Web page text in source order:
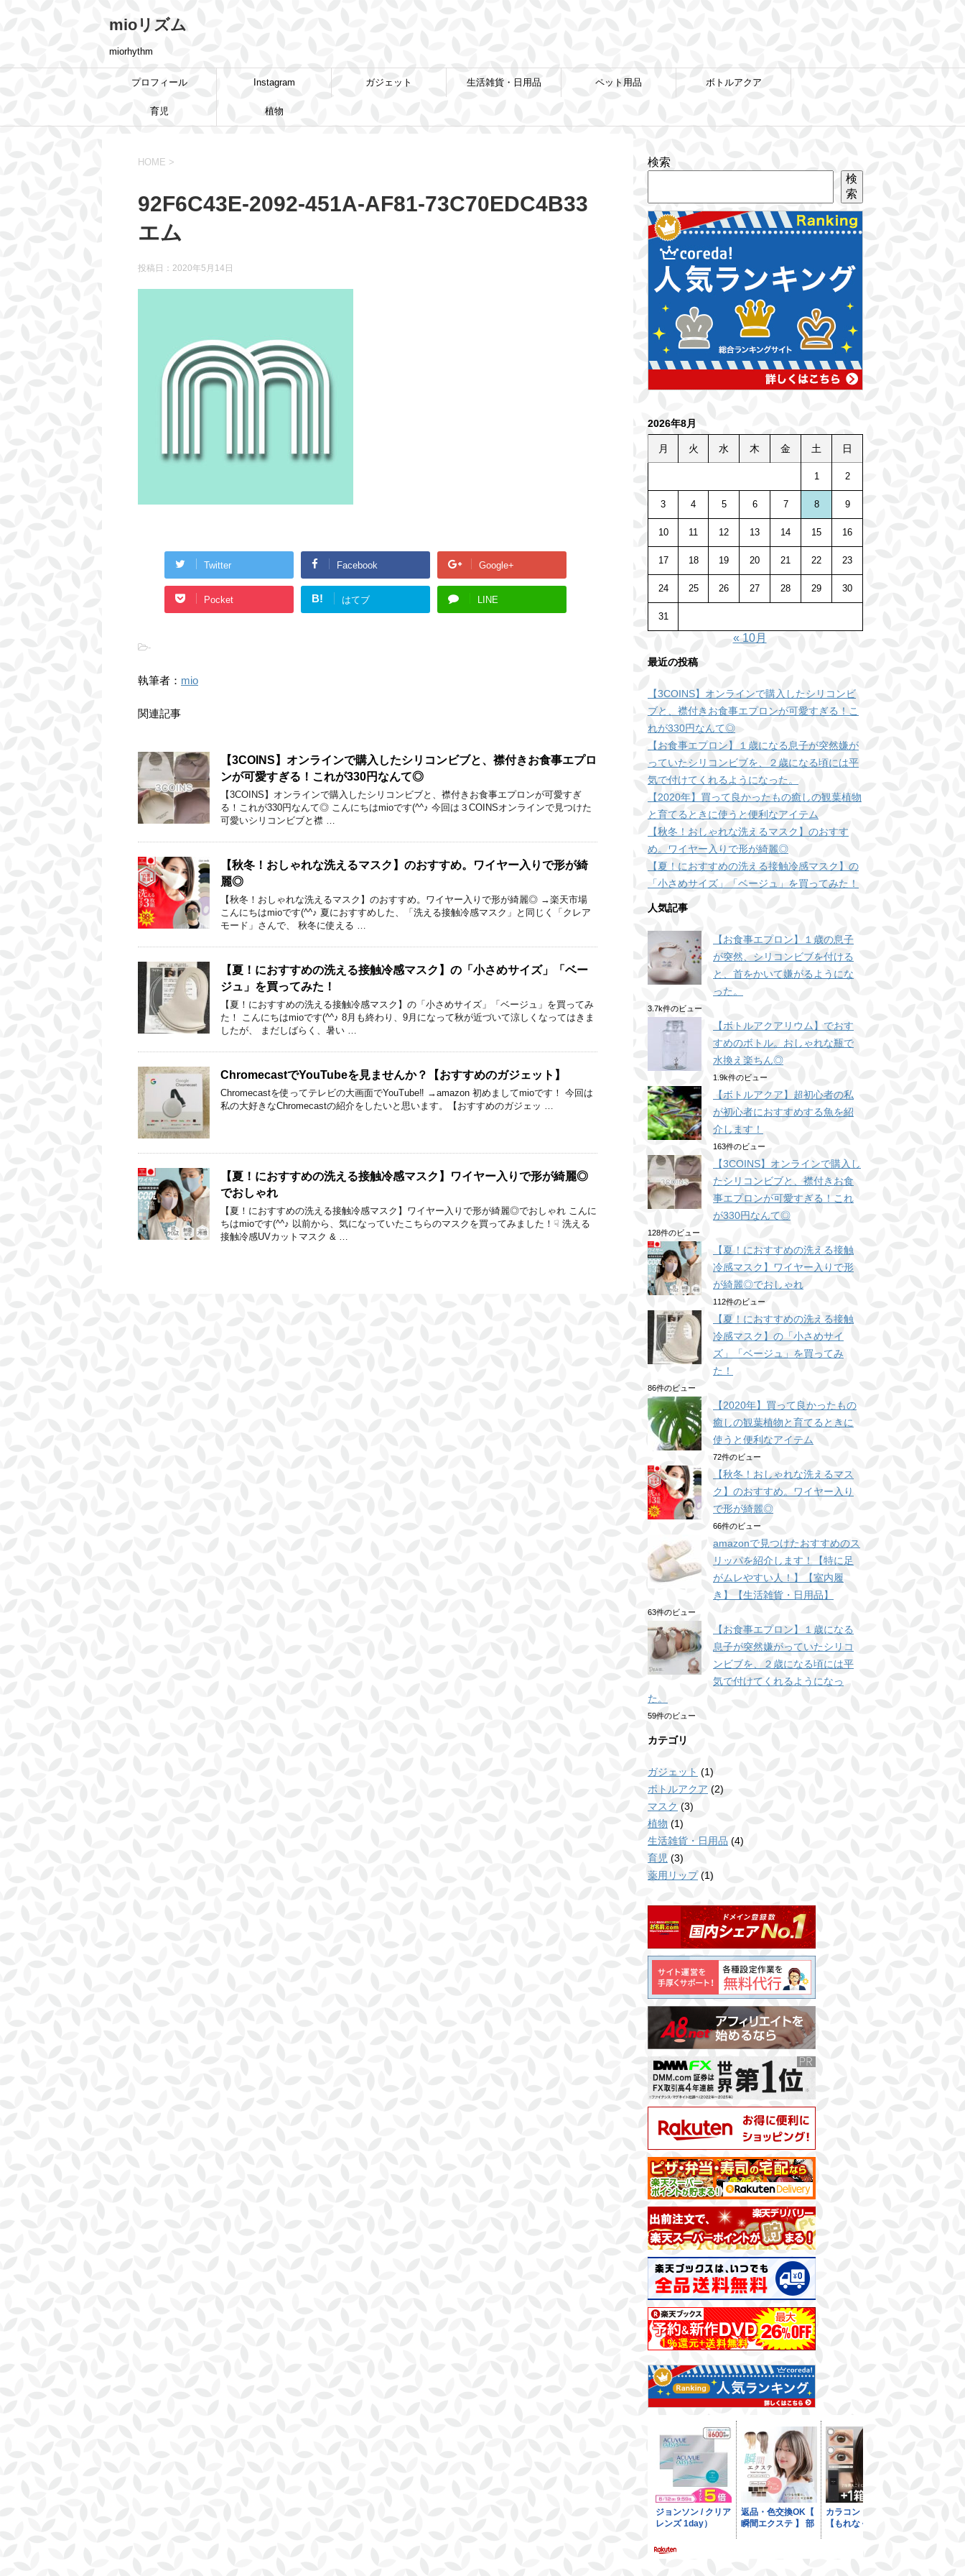
mioリズム
miorhythm
プロフィール Instagram ガジェット 生活雑貨・日用品 ペット用品 ボトルアクア
育児 植物
HOME >
92F6C43E-2092-451A-AF81-73C70EDC4B33
エム
投稿日： 2020年5月14日
Twitter Facebook Google+
Pocket B! はてブ LINE
-
執筆者： mio
関連記事
【3COINS】オンラインで購入したシリコンビブと、襟付きお食事エプロ
ンが可愛すぎる！これが330円なんて◎
【3COINS】オンラインで購入したシリコンビブと、襟付きお食事エプロンが可愛すぎ
る！これが330円なんて◎ こんにちはmioです(^^♪ 今回は３COINSオンラインで見つけた
可愛いシリコンビブと襟 …
【秋冬！おしゃれな洗えるマスク】のおすすめ。ワイヤー入りで形が綺
麗◎
【秋冬！おしゃれな洗えるマスク】のおすすめ。ワイヤー入りで形が綺麗◎ →楽天市場
こんにちはmioです(^^♪ 夏におすすめした、「洗える接触冷感マスク」と同じく「クレア
モード」さんで、 秋冬に使える …
【夏！におすすめの洗える接触冷感マスク】の「小さめサイズ」「ベー
ジュ」を買ってみた！
【夏！におすすめの洗える接触冷感マスク】の「小さめサイズ」「ベージュ」を買ってみ
た！ こんにちはmioです(^^♪ 8月も終わり、9月になって秋が近づいて涼しくなってはきま
したが、 まだしばらく、暑い …
ChromecastでYouTubeを見ませんか？【おすすめのガジェット】
Chromecastを使ってテレビの大画面でYouTube‼ →amazon 初めましてmioです！ 今回は
私の大好きなChromecastの紹介をしたいと思います。【おすすめのガジェッ …
【夏！におすすめの洗える接触冷感マスク】ワイヤー入りで形が綺麗◎
でおしゃれ
【夏！におすすめの洗える接触冷感マスク】ワイヤー入りで形が綺麗◎でおしゃれ こんに
ちはmioです(^^♪ 以前から、気になっていたこちらのマスクを買ってみました！☟ 洗える
接触冷感UVカットマスク & …
検索
検
索
2026年8月
月 火 水 木 金 土 日
1 2
3 4 5 6 7 8 9
10 11 12 13 14 15 16
17 18 19 20 21 22 23
24 25 26 27 28 29 30
31
« 10月
最近の投稿
【3COINS】オンラインで購入したシリコンビ
ブと、襟付きお食事エプロンが可愛すぎる！こ
れが330円なんて◎
【お食事エプロン】１歳になる息子が突然嫌が
っていたシリコンビブを、２歳になる頃には平
気で付けてくれるようになった。
【2020年】買って良かったもの癒しの観葉植物
と育てるときに使うと便利なアイテム
【秋冬！おしゃれな洗えるマスク】のおすす
め。ワイヤー入りで形が綺麗◎
【夏！におすすめの洗える接触冷感マスク】の
「小さめサイズ」「ベージュ」を買ってみた！
人気記事
【お食事エプロン】１歳の息子
が突然、シリコンビブを付ける
と、首をかいて嫌がるようにな
った。
3.7k件のビュー
【ボトルアクアリウム】でおす
すめのボトル。おしゃれな瓶で
水換え楽ちん◎
1.9k件のビュー
【ボトルアクア】超初心者の私
が初心者におすすめする魚を紹
介します！
163件のビュー
【3COINS】オンラインで購入し
たシリコンビブと、襟付きお食
事エプロンが可愛すぎる！これ
が330円なんて◎
128件のビュー
【夏！におすすめの洗える接触
冷感マスク】ワイヤー入りで形
が綺麗◎でおしゃれ
112件のビュー
【夏！におすすめの洗える接触
冷感マスク】の「小さめサイ
ズ」「ベージュ」を買ってみ
た！
86件のビュー
【2020年】買って良かったもの
癒しの観葉植物と育てるときに
使うと便利なアイテム
72件のビュー
【秋冬！おしゃれな洗えるマス
ク】のおすすめ。ワイヤー入り
で形が綺麗◎
66件のビュー
amazonで見つけたおすすめのス
リッパを紹介します！【特に足
がムレやすい人！】【室内履
き】【生活雑貨・日用品】
63件のビュー
【お食事エプロン】１歳になる
息子が突然嫌がっていたシリコ
ンビブを、２歳になる頃には平
気で付けてくれるようになっ
た。
59件のビュー
カテゴリ
ガジェット (1)
ボトルアクア (2)
マスク (3)
植物 (1)
生活雑貨・日用品 (4)
育児 (3)
薬用リップ(1)